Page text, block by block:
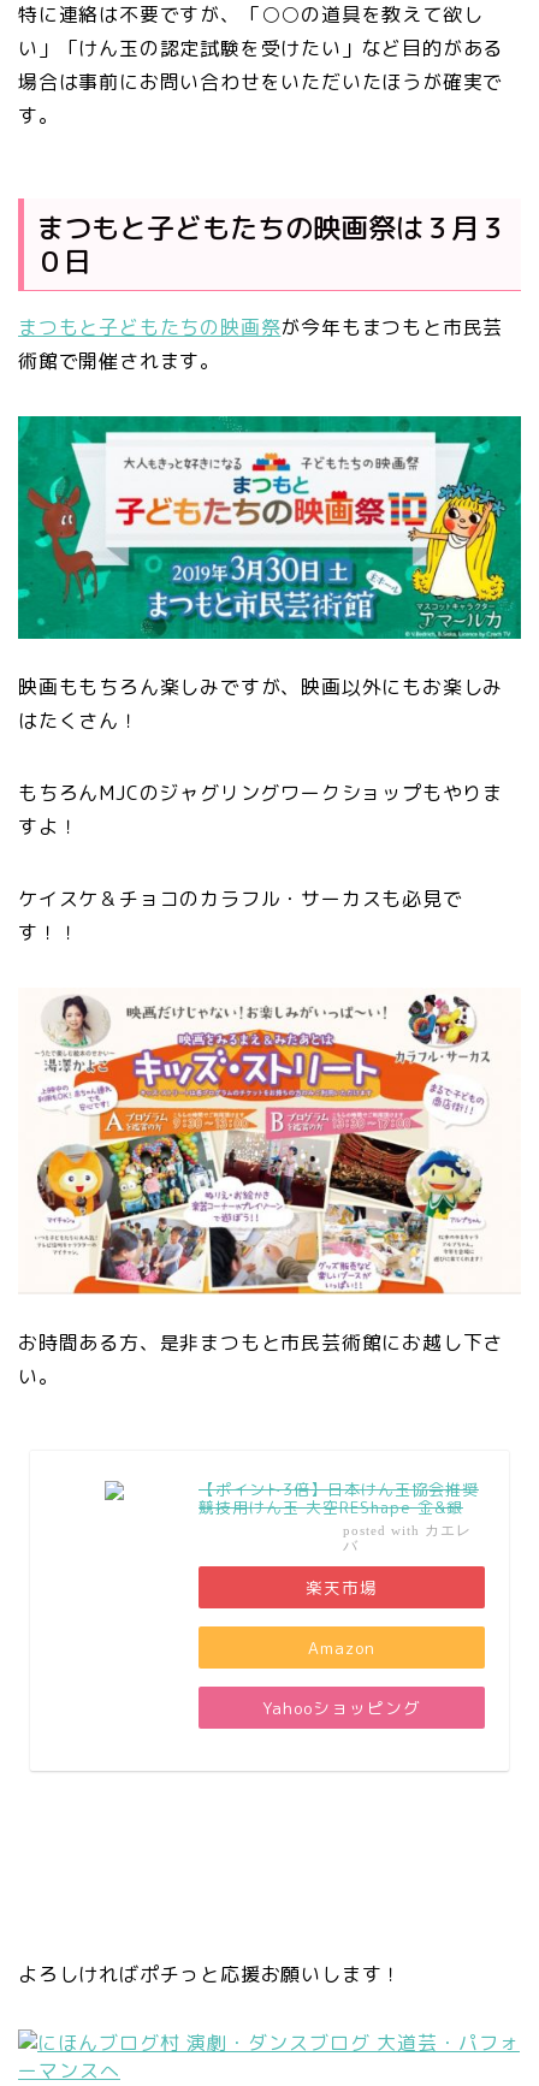
特に連絡は不要ですが、「○○の道具を教えて欲し
い」「けん玉の認定試験を受けたい」など目的がある
場合は事前にお問い合わせをいただいたほうが確実で
す。
まつもと子どもたちの映画祭は３月３
０日
まつもと子どもたちの映画祭が今年もまつもと市民芸
術館で開催されます。
映画ももちろん楽しみですが、映画以外にもお楽しみ
はたくさん！
もちろんMJCのジャグリングワークショップもやりま
すよ！
ケイスケ＆チョコのカラフル・サーカスも必見で
す！！
お時間ある方、是非まつもと市民芸術館にお越し下さ
い。
【ポイント3倍】日本けん玉協会推奨
競技用けん玉 大空REShape 金&銀
posted with カエレ
バ
楽天市場
Amazon
Yahooショッピング
よろしければポチっと応援お願いします！